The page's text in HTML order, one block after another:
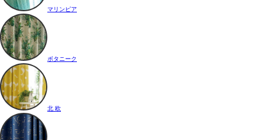
マリンピア
ボタニーク
北 欧